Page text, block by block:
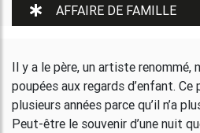
AFFAIRE DE FAMILLE
Il y a le père, un artiste renommé,
poupées aux regards d’enfant.
plusieurs années parce qu’il n’a
Peut-être le souvenir d’une nuit